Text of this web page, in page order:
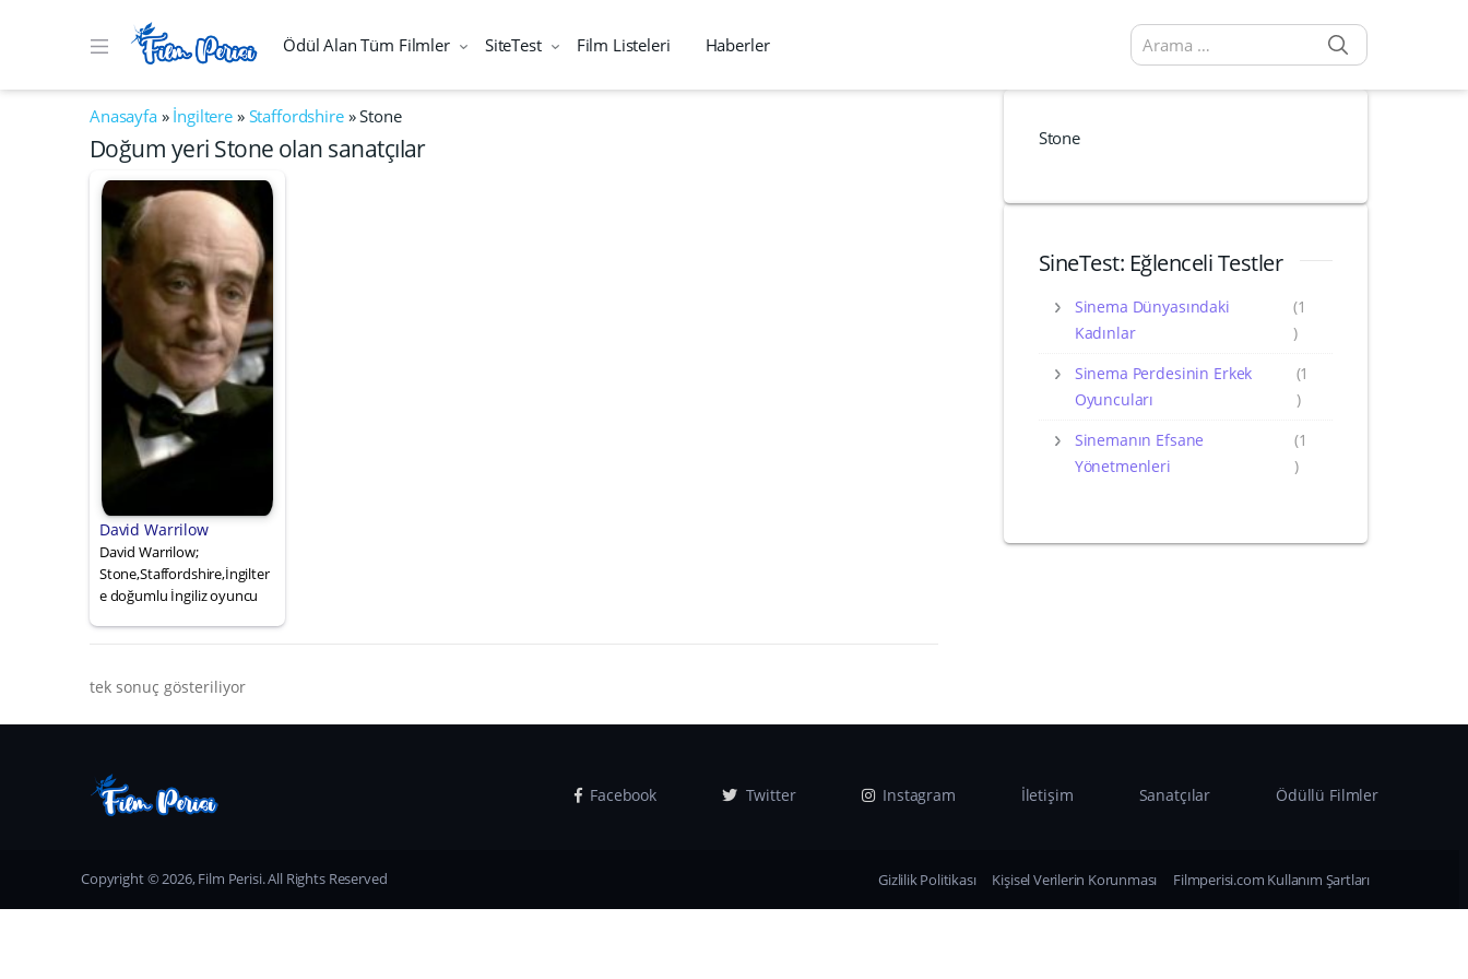
Ödül Alan Tüm Filmler SiteTest Film Listeleri Haberler
Arama sonuçları:
Anasayfa» İngiltere » Staffordshire»Stone
Doğum yeri Stone olan sanatçılar
David Warrilow
David Warrilow;
Stone,Staffordshire,İngilter
e doğumlu İngiliz oyuncu
tek sonuç gösteriliyor
Stone
SineTest: Eğlenceli Testler
Sinema Dünyasındaki
Kadınlar
(1
)
Sinema Perdesinin Erkek
Oyuncuları
(1
)
Sinemanın Efsane
Yönetmenleri
(1
)
Facebook Twitter Instagram İletişim Sanatçılar Ödüllü Filmler
Copyright © 2026, Film Perisi. All Rights Reserved Gizlilik Politikası Kişisel Verilerin Korunması Filmperisi.com Kullanım Şartları